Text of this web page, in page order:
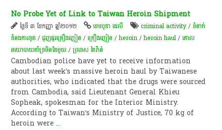
No Probe Yet of Link to Taiwan Heroin Shipment
ថ្ងៃទី ៣ ខែកញ្ញា ឆ្នាំ២០១២ ខេមបូឌា ដេលី criminal activity /ទំនាក់
ទំនងការទូត /ជួញដូរគ្រឿងញៀន /គ្រឿងញៀន /heroin /heroin haul /​គោល​
នយោបាយ​គាំទ្រ​ចិនតែ​មួយ /ប្រទេស តៃវ៉ាន់
Cambodian police have yet to receive information
about last week’s massive heroin haul by Taiwanese
authorities, who indicated that the drugs were sourced
from Cambodia, said Lieutenant General Khieu
Sopheak, spokesman for the Interior Ministry.
According to Taiwan’s Ministry of Justice, 70 kg of
heroin were...